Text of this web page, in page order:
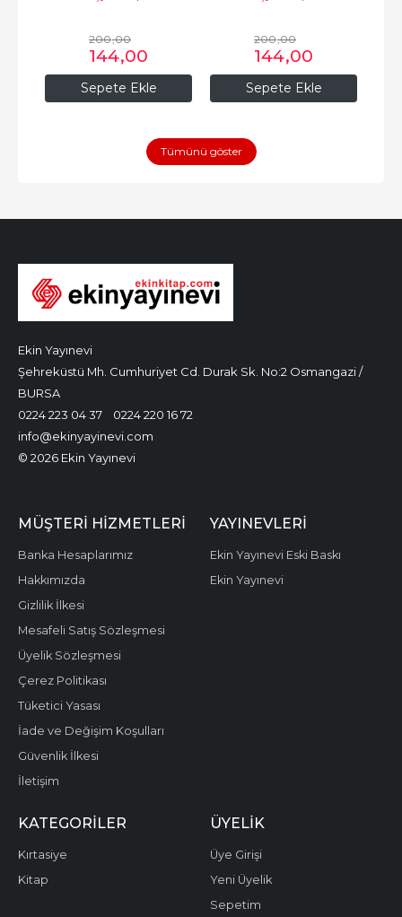
Sepete Ekle
200,00
144,00
Sepete Ekle
200,00
144,00
Tümünü göster
Ekin Yayınevi
Şehreküstü Mh. Cumhuriyet Cd. Durak Sk. No:2 Osmangazi /
BURSA
0224 223 04 37
0224 220 16 72
info@ekinyayinevi.com
© 2026 Ekin Yayınevi
MÜŞTERI HIZMETLERI
Banka Hesaplarımız
Hakkımızda
Gizlilik İlkesi
Mesafeli Satış Sözleşmesi
Üyelik Sözleşmesi
Çerez Politikası
Tüketici Yasası
İade ve Değişim Koşulları
Güvenlik İlkesi
İletişim
YAYINEVLERI
Ekin Yayınevi Eski Baskı
Ekin Yayınevi
KATEGORILER
Kırtasiye
Kitap
ÜYELIK
Üye Girişi
Yeni Üyelik
Sepetim